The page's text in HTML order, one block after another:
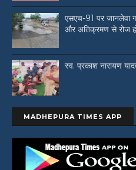
एसएच-91 पर जानलेवा
और अतिक्रमण से रोज
स्व. प्रकाश नारायण
MADHEPURA TIMES APP